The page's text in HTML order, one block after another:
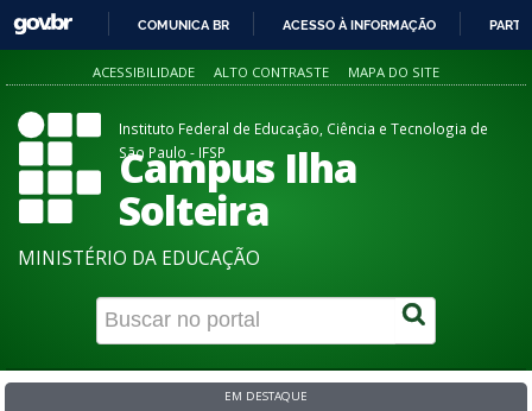
PARA
CONTEÚDO
COMUNICA BR ACESSO À INFORMAÇÃO
ACESSIBILIDADE ALTO CONTRASTE MAPA DO SITE
Instituto Federal de Educação, Ciência e Tecnologia de
São Paulo - IFSP
Campus Ilha
Solteira
MINISTÉRIO DA EDUCAÇÃO
EM DESTAQUE